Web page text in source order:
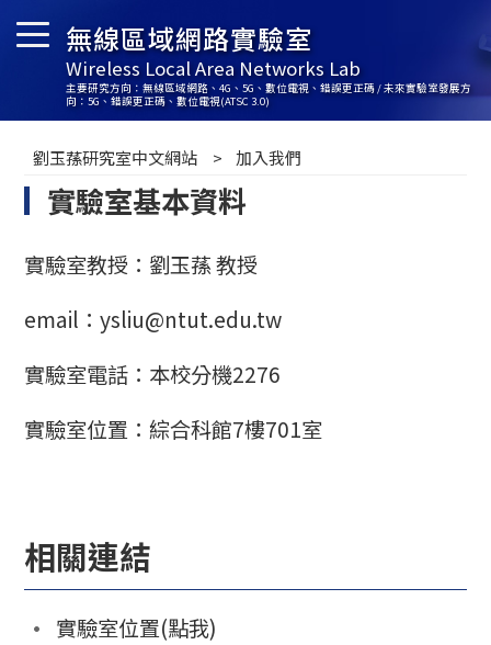
無線區域網路實驗室
Wireless Local Area Networks Lab
主要研究方向：無線區域網路、4G、5G、數位電視、錯誤更正碼 / 未來實驗室發展方
向：5G、錯誤更正碼、數位電視(ATSC 3.0)
劉玉蓀研究室中文網站 加入我們
實驗室基本資料
實驗室教授：劉玉蓀 教授
email：ysliu@ntut.edu.tw
實驗室電話：本校分機2276
實驗室位置：綜合科館7樓701室
相關連結
實驗室位置(點我)